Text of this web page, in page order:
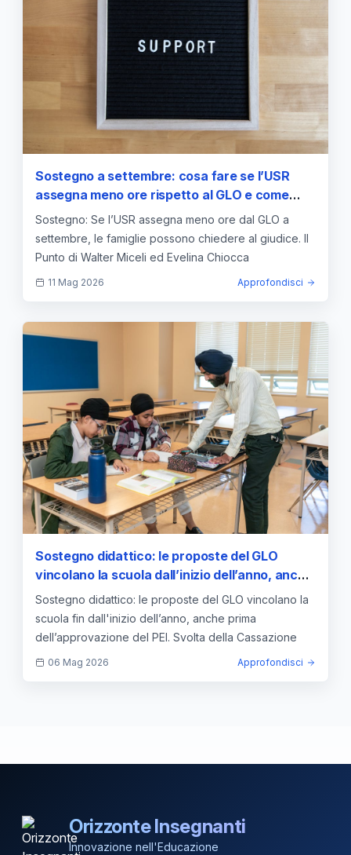
Sostegno a settembre: cosa fare se l’USR
assegna meno ore rispetto al GLO e come
intervenire
Sostegno: Se l’USR assegna meno ore dal GLO a
settembre, le famiglie possono chiedere al giudice. Il
Punto di Walter Miceli ed Evelina Chiocca
11 Mag 2026 Approfondisci
Sostegno didattico: le proposte del GLO
vincolano la scuola dall’inizio dell’anno, anche
prima dell’approvazione del PEI
Sostegno didattico: le proposte del GLO vincolano la
scuola fin dall'inizio dell’anno, anche prima
dell’approvazione del PEI. Svolta della Cassazione
06 Mag 2026 Approfondisci
Orizzonte Insegnanti
Innovazione nell'Educazione